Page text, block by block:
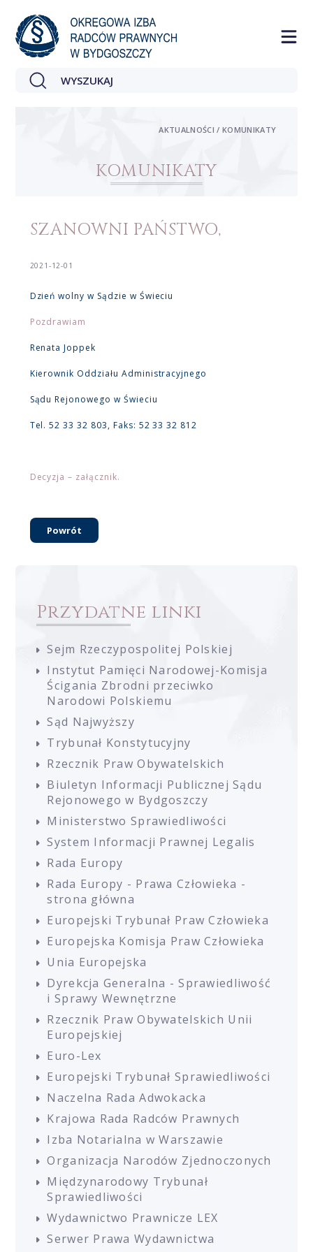
KOMUNIKATY
AKTUALNOŚCI / KOMUNIKATY
SZANOWNI PAŃSTWO,
2021-12-01
Dzień wolny w Sądzie w Świeciu
Pozdrawiam
Renata Joppek
Kierownik Oddziału Administracyjnego
Sądu Rejonowego w Świeciu
Tel. 52 33 32 803, Faks: 52 33 32 812
Decyzja – załącznik.
Powrót
Przydatne linki
Sejm Rzeczypospolitej Polskiej
Instytut Pamięci Narodowej-Komisja
Ścigania Zbrodni przeciwko
Narodowi Polskiemu
Sąd Najwyższy
Trybunał Konstytucyjny
Rzecznik Praw Obywatelskich
Biuletyn Informacji Publicznej Sądu
Rejonowego w Bydgoszczy
Ministerstwo Sprawiedliwości
System Informacji Prawnej Legalis
Rada Europy
Rada Europy - Prawa Człowieka -
strona główna
Europejski Trybunał Praw Człowieka
Europejska Komisja Praw Człowieka
Unia Europejska
Dyrekcja Generalna - Sprawiedliwość
i Sprawy Wewnętrzne
Rzecznik Praw Obywatelskich Unii
Europejskiej
Euro-Lex
Europejski Trybunał Sprawiedliwości
Naczelna Rada Adwokacka
Krajowa Rada Radców Prawnych
Izba Notarialna w Warszawie
Organizacja Narodów Zjednoczonych
Międzynarodowy Trybunał
Sprawiedliwości
Wydawnictwo Prawnicze LEX
Serwer Prawa Wydawnictwa